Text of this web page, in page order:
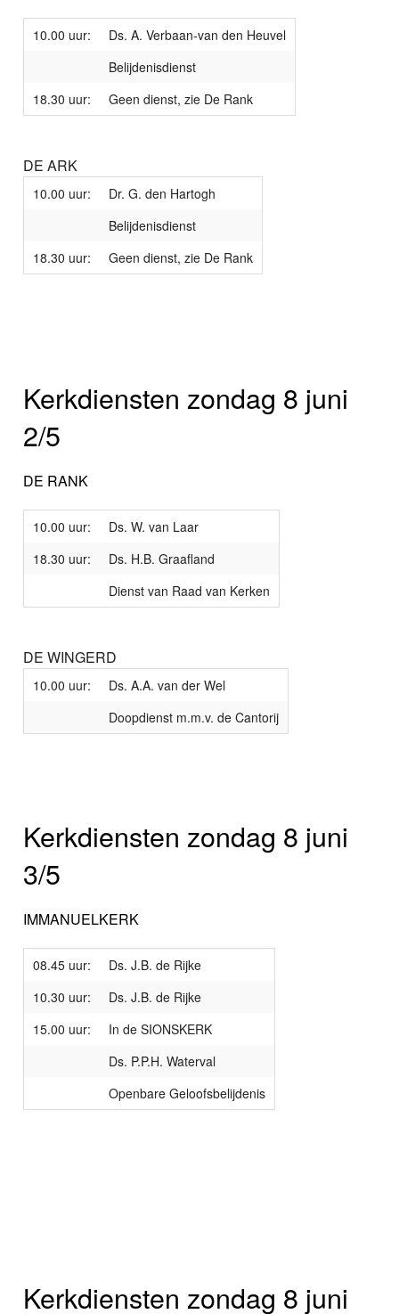
10.00 uur:
Ds. A. Verbaan-van den Heuvel
Belijdenisdienst
18.30 uur:
Geen dienst, zie De Rank
DE ARK
10.00 uur:
Dr. G. den Hartogh
Belijdenisdienst
18.30 uur:
Geen dienst, zie De Rank
Kerkdiensten zondag 8 juni
2/5
DE RANK
10.00 uur:
Ds. W. van Laar
18.30 uur:
Ds. H.B. Graafland
Dienst van Raad van Kerken
DE WINGERD
10.00 uur:
Ds. A.A. van der Wel
Doopdienst m.m.v. de Cantorij
Kerkdiensten zondag 8 juni
3/5
IMMANUELKERK
08.45 uur:
Ds. J.B. de Rijke
10.30 uur:
Ds. J.B. de Rijke
15.00 uur:
In de SIONSKERK
Ds. P.P.H. Waterval
Openbare Geloofsbelijdenis
Kerkdiensten zondag 8 juni